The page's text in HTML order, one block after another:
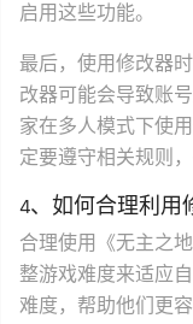
启用这些功能。
最后，使用修改器
改器可能会导致账
家在多人模式下使
定要遵守相关规则
4、如何合理利用
合理使用《无主之
整游戏难度来适应
难度，帮助他们更